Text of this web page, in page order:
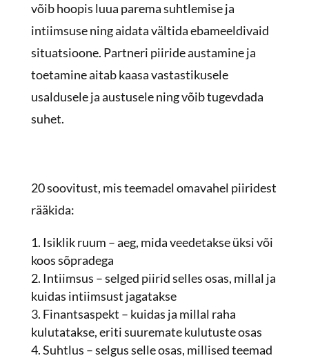
võib hoopis luua parema suhtlemise ja
intiimsuse ning aidata vältida ebameeldivaid
situatsioone. Partneri piiride austamine ja
toetamine aitab kaasa vastastikusele
usaldusele ja austusele ning võib tugevdada
suhet.
20 soovitust, mis teemadel omavahel piiridest
rääkida:
Isiklik ruum – aeg, mida veedetakse üksi või
koos sõpradega
Intiimsus – selged piirid selles osas, millal ja
kuidas intiimsust jagatakse
Finantsaspekt – kuidas ja millal raha
kulutatakse, eriti suuremate kulutuste osas
Suhtlus – selgus selle osas, millised teemad